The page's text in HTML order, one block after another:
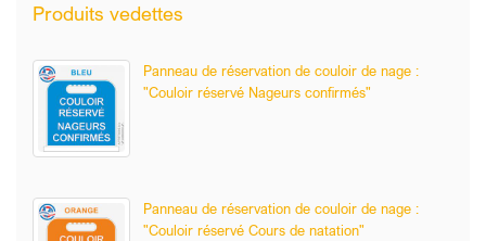
Produits vedettes
Panneau de réservation de couloir de nage :
"Couloir réservé Nageurs confirmés"
Panneau de réservation de couloir de nage :
"Couloir réservé Cours de natation"